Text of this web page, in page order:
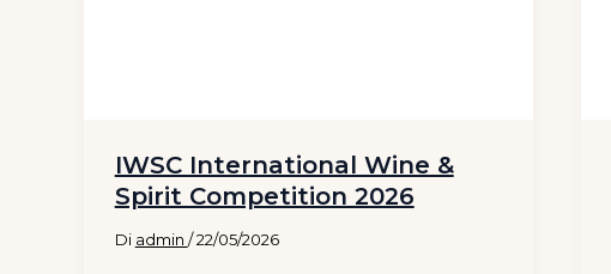
IWSC International Wine &
Spirit Competition 2026
Di admin /22/05/2026